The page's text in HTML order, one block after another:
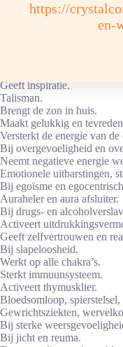
https://
en-
Pakketpost.
Geeft inspiratie.
Talisman.
Brengt de zon in huis.
Maakt gelukkig en
Versterkt de energie van de
Bij overgevoeligheid en
Neemt negatieve energie
Emotionele uitbarstingen,
Bij egoïsme en
Auraheler en aura afsluiter.
Bij drugs- en
Activeert
Geeft zelfvertrouwen en
Bij slapeloosheid.
Werkt op alle chakra’s.
Sterkt immuunsysteem.
Activeert thymusklier.
Bloedsomloop,
Gewrichtsziekten,
Bij sterke
Bij jicht en reuma.